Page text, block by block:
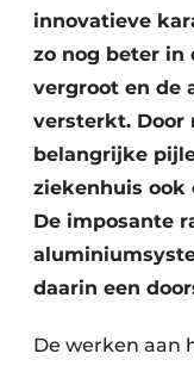
Dak & Gevel
Houtbouw
HVAC
Keukens
Renovatie
Software
innovatieve
zo nog beter in
vergroot en de
versterkt. Door
belangrijke
ziekenhuis ook
De imposante
daarin een
De werken aan